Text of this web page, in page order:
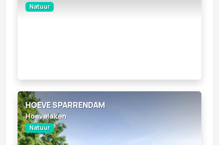
Natuur
HOEVE SPARRENDAM
Hoevelaken
Natuur